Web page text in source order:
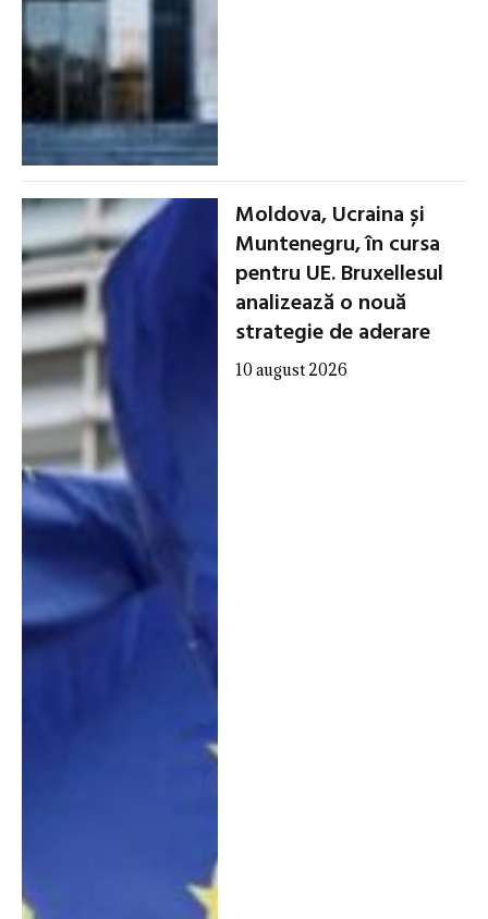
Moldova, Ucraina și
Muntenegru, în cursa
pentru UE. Bruxellesul
analizează o nouă
strategie de aderare
10 august 2026